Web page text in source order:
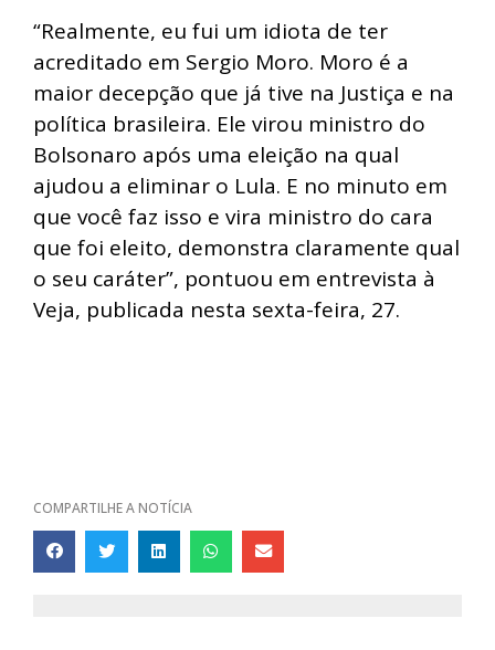
“Realmente, eu fui um idiota de ter
acreditado em Sergio Moro. Moro é a
maior decepção que já tive na Justiça e na
política brasileira. Ele virou ministro do
Bolsonaro após uma eleição na qual
ajudou a eliminar o Lula. E no minuto em
que você faz isso e vira ministro do cara
que foi eleito, demonstra claramente qual
o seu caráter”, pontuou em entrevista à
Veja, publicada nesta sexta-feira, 27.
COMPARTILHE A NOTÍCIA